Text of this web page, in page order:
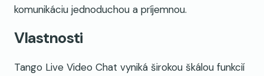
komunikáciu jednoduchou a príjemnou.
Vlastnosti
Tango Live Video Chat vyniká širokou škálou funkcií